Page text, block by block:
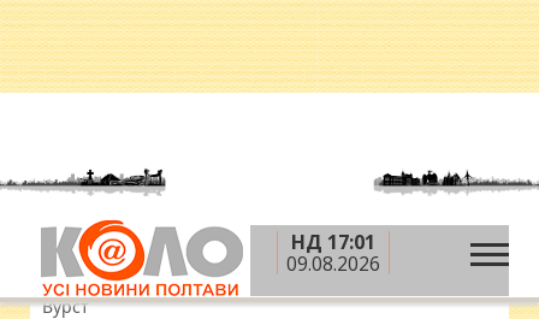
НД 17:01
09.08.2026
Головна » Теми » В Мережі набирає
популярності відео спілкування Сердючки з Кончітою
Вурст